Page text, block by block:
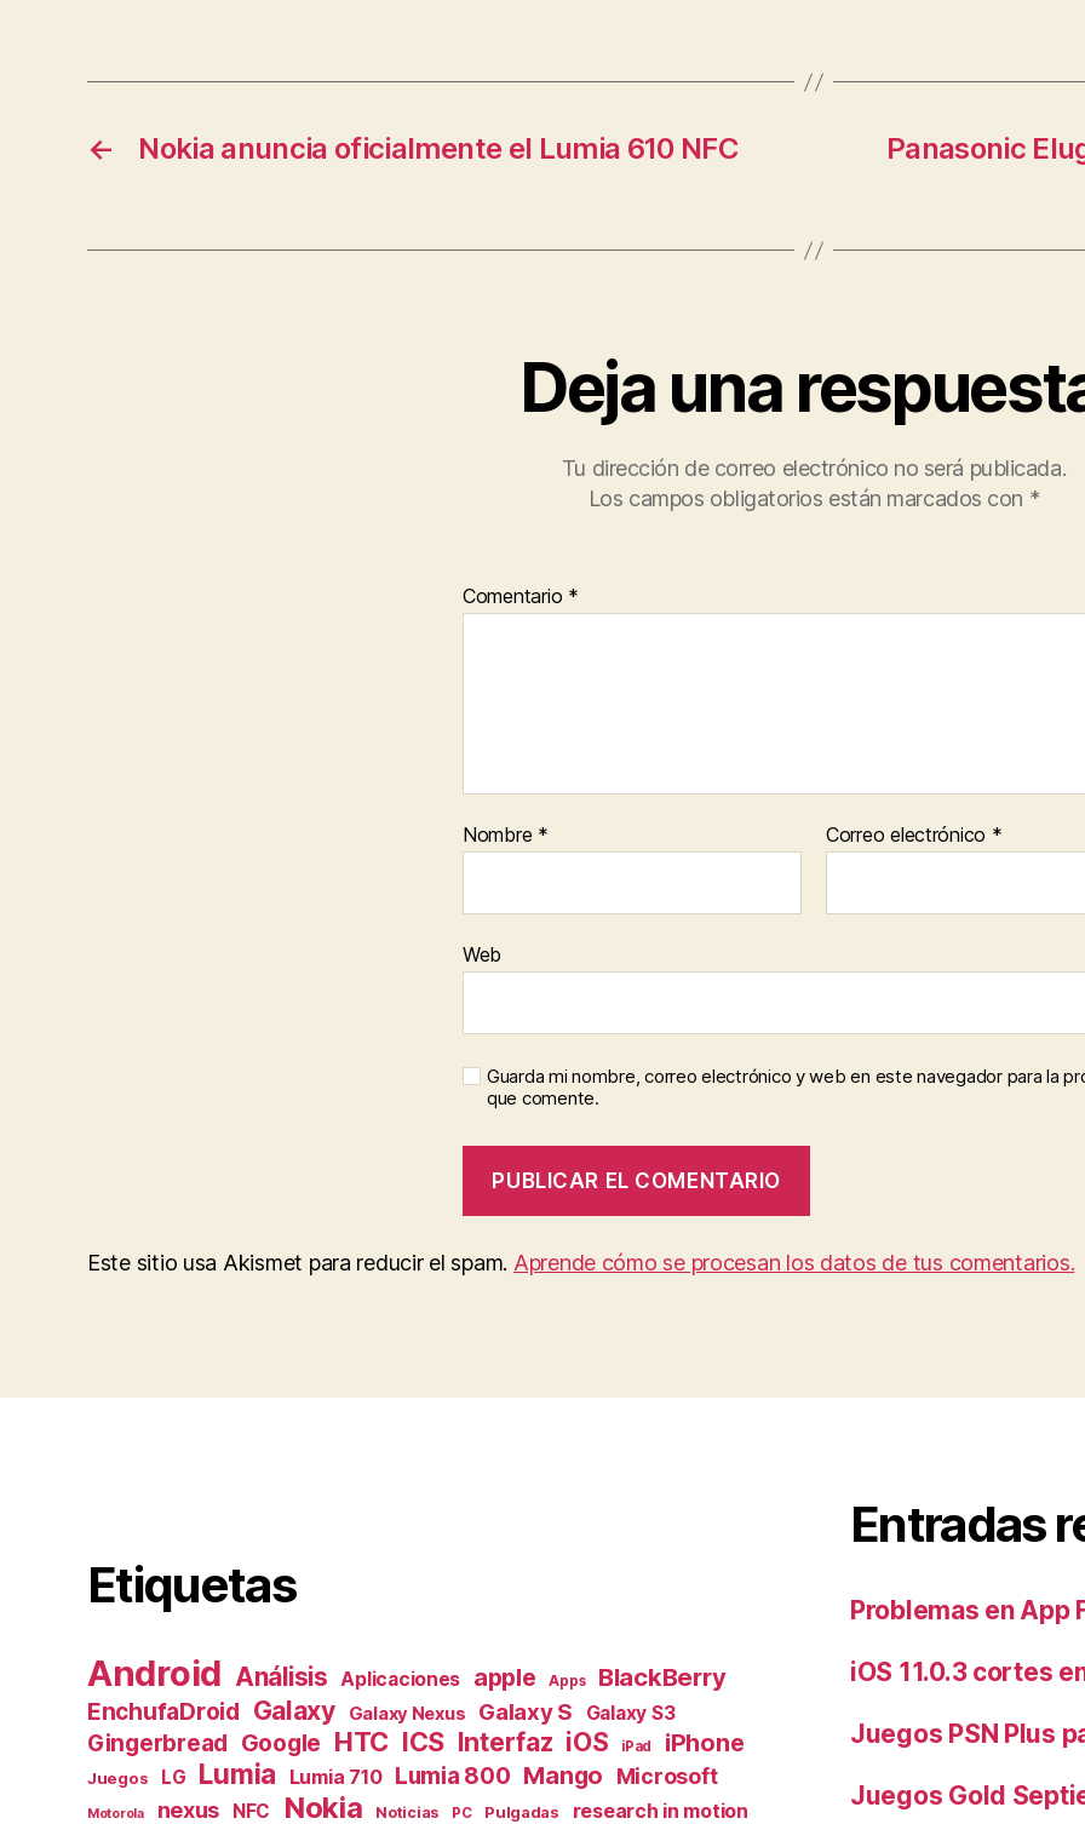
← Nokia anuncia oficialmente el Lumia 610 NFC Panasonic
Deja una
Tu dirección de correo electrónico no será publicada.
Los campos obligatorios están marcados con *
Comentario *
Nombre * Correo electrónico *
Web
Guarda mi nombre, correo electrónico y web en este navegador para la
que comente.
Este sitio usa Akismet para reducir el spam. Aprende cómo se procesan los datos de tus comentarios.
Etiquetas
Android Análisis Aplicaciones apple Apps BlackBerry
EnchufaDroid Galaxy Galaxy Nexus Galaxy S Galaxy S3
Gingerbread Google HTC ICS Interfaz iOS iPad iPhone
Juegos LG Lumia Lumia 710 Lumia 800 Mango Microsoft
Motorola nexus NFC Nokia Noticias PC Pulgadas research in motion
Entradas
Problemas en App
iOS 11.0.3 cortes
Juegos PSN Plus
Juegos Gold